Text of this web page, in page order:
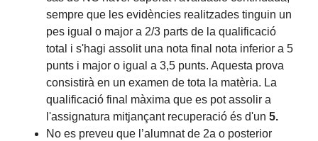
sempre que les evidències realitzades tinguin un
pes igual o major a 2/3 parts de la qualificació
total i s'hagi assolit una nota final nota inferior a 5
punts i major o igual a 3,5 punts. Aquesta prova
consistirà en un examen de tota la matèria. La
qualificació final màxima que es pot assolir a
l'assignatura mitjançant recuperació és d'un5.
No es preveu que l’alumnat de 2a o posterior